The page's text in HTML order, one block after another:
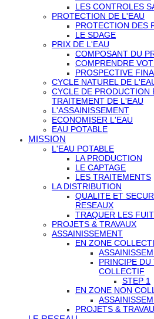
LES CONTROLES
PROTECTION DE L'EAU
PROTECTION DES
LE SDAGE
PRIX DE L'EAU
COMPOSANT DU
COMPRENDRE
PROSPECTIVE
CYCLE NATUREL DE
CYCLE DE PRODUCTION
TRAITEMENT DE L'EAU
L'ASSAINISSEMENT
ECONOMISER L'EAU
EAU POTABLE
MISSION
L'EAU POTABLE
LA PRODUCTION
LE CAPTAGE
LES TRAITEMENTS
LA DISTRIBUTION
QUALITE ET
RESEAUX
TRAQUER LES
PROJETS & TRAVAUX
ASSAINISSEMENT
EN ZONE
PRINCIPE
COLLECTIF
STEP 1
EN ZONE NON
PROJETS &